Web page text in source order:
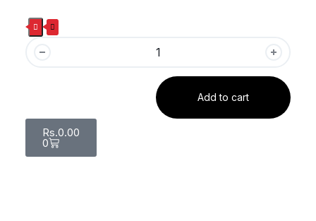
Add to cart
Rs.0.00
0